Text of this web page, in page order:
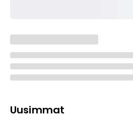
Uusimmat